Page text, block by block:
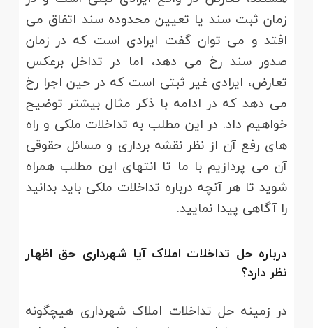
زمان ثبت سند یا تعیین محدوده سند اتفاق می
افتد و می توان گفت ایرادی است که در زمان
صدور سند رخ می دهد، اما در تداخل برعکس
تعارض، ایرادی غیر ثبتی است که در حین اجرا رخ
می دهد که در ادامه با ذکر مثال بیشتر توضیح
خواهیم داد. در این مطلب به تداخلات ملکی و راه
های رفع آن از نظر نقشه برداری و مسائل حقوقی
آن می پردازیم با ما تا انتهای این مطلب همراه
شوید تا هر آنچه درباره تداخلات ملکی باید بدانید
را آگاهی پیدا نمایید.
درباره حل تداخلات املاک آیا شهرداری حق اظهار
نظر دارد؟
در زمینه حل تداخلات املاک شهرداری هیچگونه